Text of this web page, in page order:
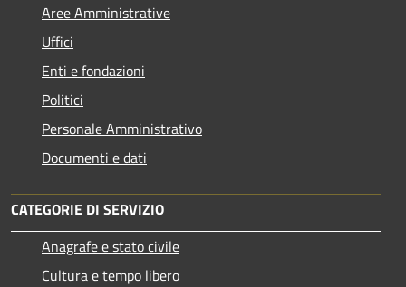
Aree Amministrative
Uffici
Enti e fondazioni
Politici
Personale Amministrativo
Documenti e dati
CATEGORIE DI SERVIZIO
Anagrafe e stato civile
Cultura e tempo libero